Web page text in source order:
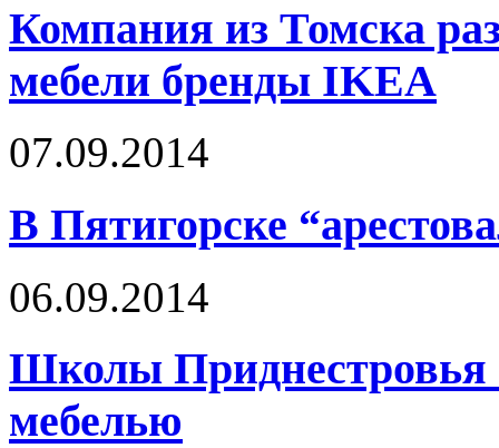
Компания из Томска
мебели бренды IKEA
07.09.2014
В Пятигорске
06.09.2014
Школы Приднестровья
мебелью